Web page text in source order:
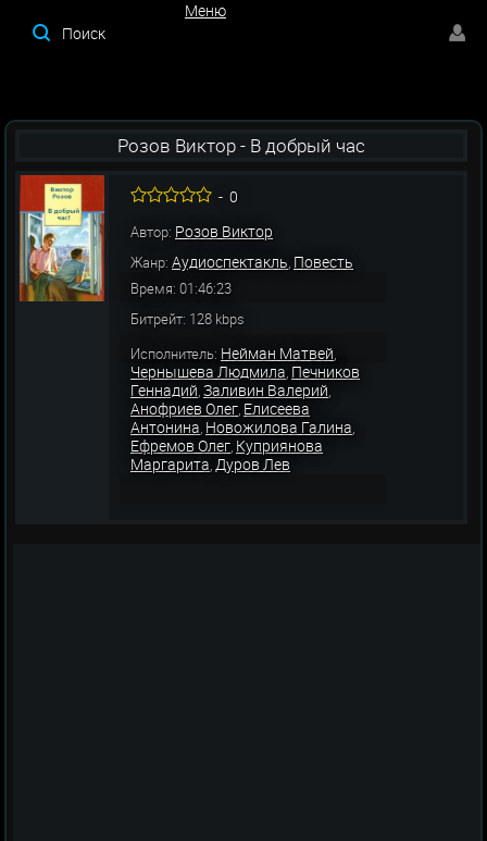
Меню
Розов Виктор - В добрый час
-0
Автор: Розов Виктор
Жанр:Аудиоспектакль, Повесть
Время: 01:46:23
Битрейт: 128 kbps
Исполнитель: Нейман Матвей,
Чернышева Людмила, Печников
Геннадий,Заливин Валерий,
Анофриев Олег, Елисеева
Антонина, Новожилова Галина,
Ефремов Олег, Куприянова
Маргарита,Дуров Лев